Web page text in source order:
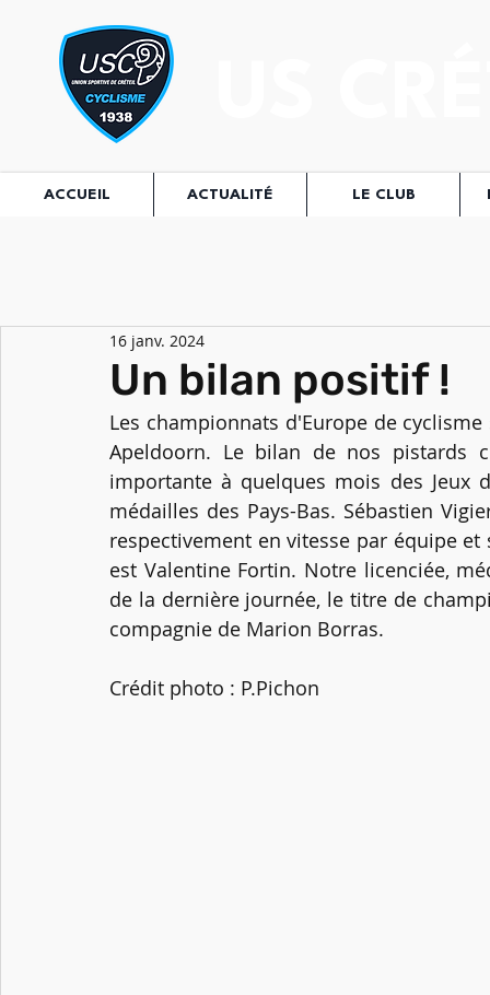
ACCUEIL ACTUALITÉ LE CLUB
Un bilan positif !
16 janv. 2024
Les championnats d'Europe de
Apeldoorn. Le bilan de nos pistards
importante à quelques mois des Jeux
médailles des Pays-Bas. Sébastien
respectivement en vitesse par équipe
est Valentine Fortin. Notre licenciée,
de la dernière journée, le titre de
compagnie de Marion Borras.
Crédit photo : P.Pichon